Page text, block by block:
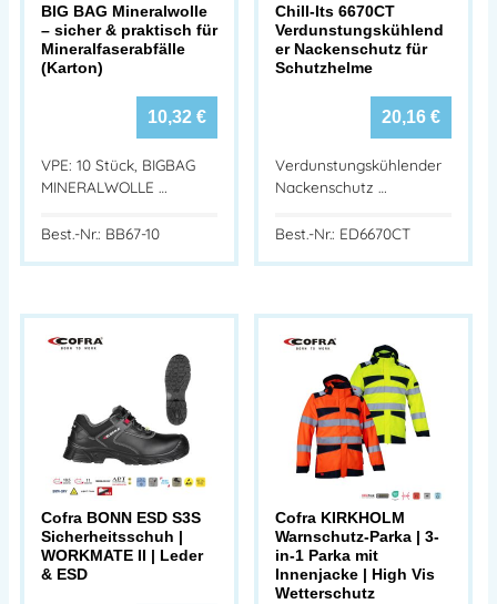
BIG BAG Mineralwolle
– sicher & praktisch für
Mineralfaserabfälle
(Karton)
10,32 €
VPE: 10 Stück, BIGBAG
MINERALWOLLE …
Best.-Nr.: BB67-10
Chill-Its 6670CT
Verdunstungskühlend
er Nackenschutz für
Schutzhelme
20,16 €
Verdunstungskühlender
Nackenschutz …
Best.-Nr.: ED6670CT
Cofra BONN ESD S3S
Sicherheitsschuh |
WORKMATE II | Leder
& ESD
Cofra KIRKHOLM
Warnschutz-Parka | 3-
in-1 Parka mit
Innenjacke | High Vis
Wetterschutz